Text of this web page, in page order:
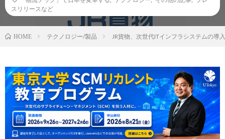
スリリースなど
HOME テクノロジー/製品 JR貨物、次世代ITインフラシステムの導